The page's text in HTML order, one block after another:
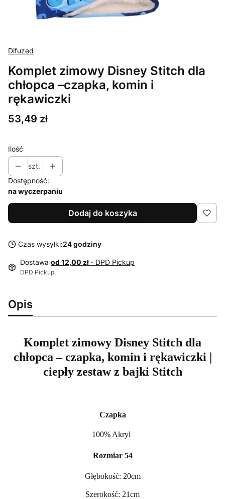
Difuzed
Komplet zimowy Disney Stitch dla
chłopca –czapka, komin i
rękawiczki
Cena
53,49 zł
Ilość
szt.
Dostępność:
na wyczerpaniu
Dodaj do koszyka
Czas wysyłki:24 godziny
Dostawa od 12,00 zł - DPD Pickup
DPD Pickup
Opis
Komplet zimowy Disney Stitch dla
chłopca – czapka, komin i rękawiczki |
ciepły zestaw z bajki Stitch
Czapka
100% Akryl
Rozmiar 54
Głębokość: 20cm
Szerokość: 21cm